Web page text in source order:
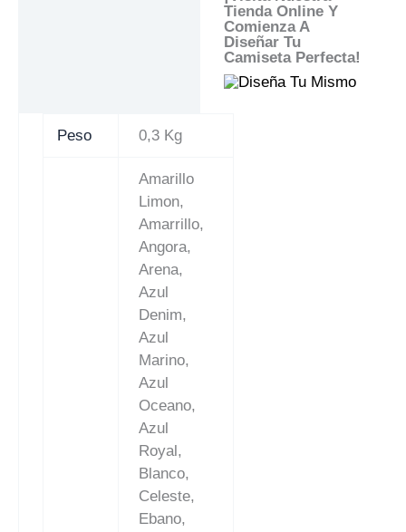
Tienda Online Y
Comienza A
Diseñar Tu
Camiseta Perfecta!
Peso 0,3 Kg
Amarillo
Limon,
Amarrillo,
Angora,
Arena,
Azul
Denim,
Azul
Marino,
Azul
Oceano,
Azul
Royal,
Blanco,
Celeste,
Ebano,